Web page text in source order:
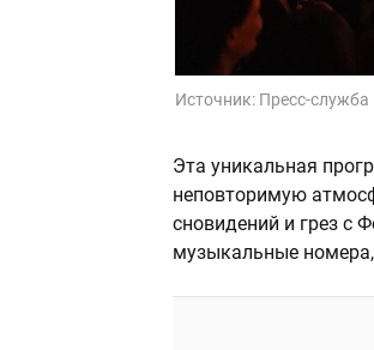
Источник: Пресс-служба
Эта уникальная
неповторимую
сновидений и грез с
музыкальные номера,